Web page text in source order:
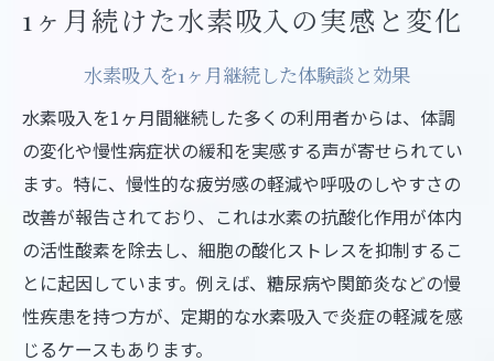
1ヶ月続けた水素吸入の実感と変化
水素吸入を1ヶ月継続した体験談と効果
水素吸入を1ヶ月間継続した多くの利用者からは、体調
の変化や慢性病症状の緩和を実感する声が寄せられてい
ます。特に、慢性的な疲労感の軽減や呼吸のしやすさの
改善が報告されており、これは水素の抗酸化作用が体内
の活性酸素を除去し、細胞の酸化ストレスを抑制するこ
とに起因しています。例えば、糖尿病や関節炎などの慢
性疾患を持つ方が、定期的な水素吸入で炎症の軽減を感
じるケースもあります。